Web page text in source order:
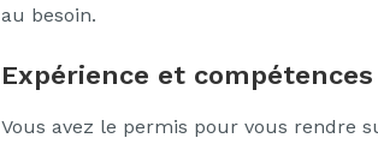
au besoin.
Expérience et
Vous avez le permis pour vous rendre